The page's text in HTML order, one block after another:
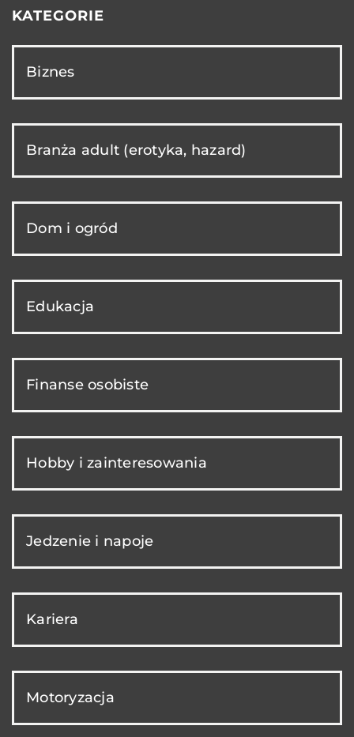
KATEGORIE
Biznes
Branża adult (erotyka, hazard)
Dom i ogród
Edukacja
Finanse osobiste
Hobby i zainteresowania
Jedzenie i napoje
Kariera
Motoryzacja